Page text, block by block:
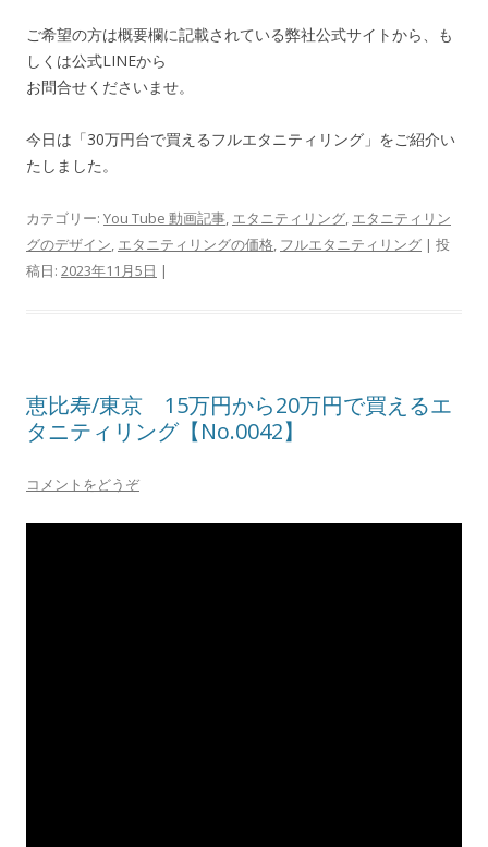
ご希望の方は概要欄に記載されている弊社公式サイトから、も
しくは公式LINEから
お問合せくださいませ。
今日は「30万円台で買えるフルエタニティリング」をご紹介い
たしました。
カテゴリー: You Tube 動画記事, エタニティリング, エタニティリン
グのデザイン, エタニティリングの価格, フルエタニティリング | 投
稿日: 2023年11月5日 |
恵比寿/東京 15万円から20万円で買えるエ
タニティリング【No.0042】
コメントをどうぞ